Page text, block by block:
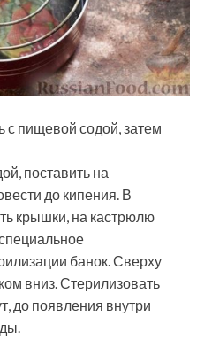
пищевой содой, затем
поставить на
до кипения. В
крышки, на кастрюлю
банок. Сверху
вниз. Стерилизовать
до появления внутри